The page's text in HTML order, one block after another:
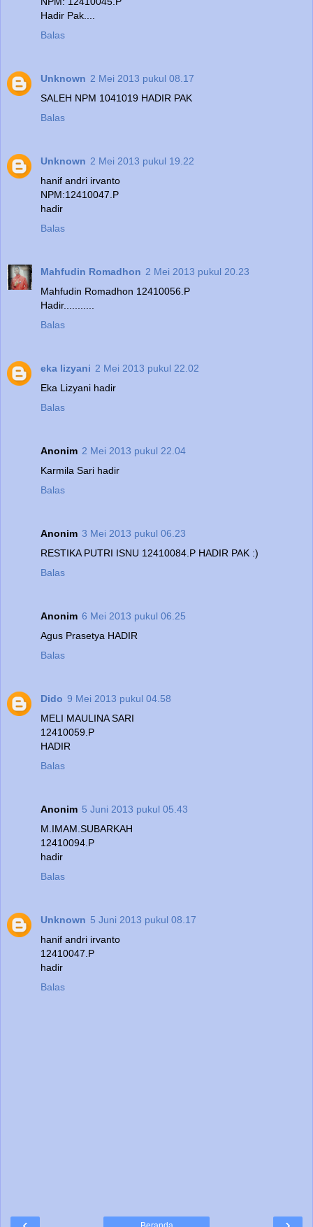
Hadir Pak....
Balas
Unknown 2 Mei 2013 pukul 08.17
SALEH NPM 1041019 HADIR PAK
Balas
Unknown 2 Mei 2013 pukul 19.22
hanif andri irvanto
NPM:12410047.P
hadir
Balas
Mahfudin Romadhon 2 Mei 2013 pukul 20.23
Mahfudin Romadhon 12410056.P
Hadir...........
Balas
eka lizyani 2 Mei 2013 pukul 22.02
Eka Lizyani hadir
Balas
Anonim 2 Mei 2013 pukul 22.04
Karmila Sari hadir
Balas
Anonim 3 Mei 2013 pukul 06.23
RESTIKA PUTRI ISNU 12410084.P HADIR PAK :)
Balas
Anonim 6 Mei 2013 pukul 06.25
Agus Prasetya HADIR
Balas
Dido 9 Mei 2013 pukul 04.58
MELI MAULINA SARI
12410059.P
HADIR
Balas
Anonim 5 Juni 2013 pukul 05.43
M.IMAM.SUBARKAH
12410094.P
hadir
Balas
Unknown 5 Juni 2013 pukul 08.17
hanif andri irvanto
12410047.P
hadir
Balas